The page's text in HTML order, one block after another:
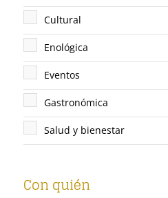
Cultural
Enológica
Eventos
Gastronómica
Salud y bienestar
Con quién